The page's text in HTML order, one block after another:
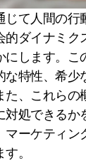
的ダイナミク
にします。こ
な特性、希少
た、これらの
対処できるか
マーケティン
。